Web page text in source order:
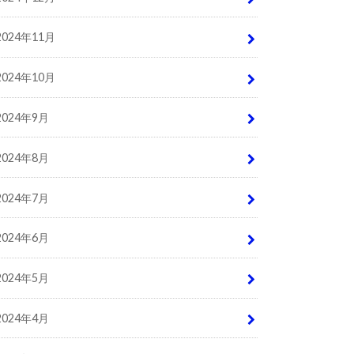
年11月
年10月
年9月
年8月
年7月
年6月
年5月
年4月